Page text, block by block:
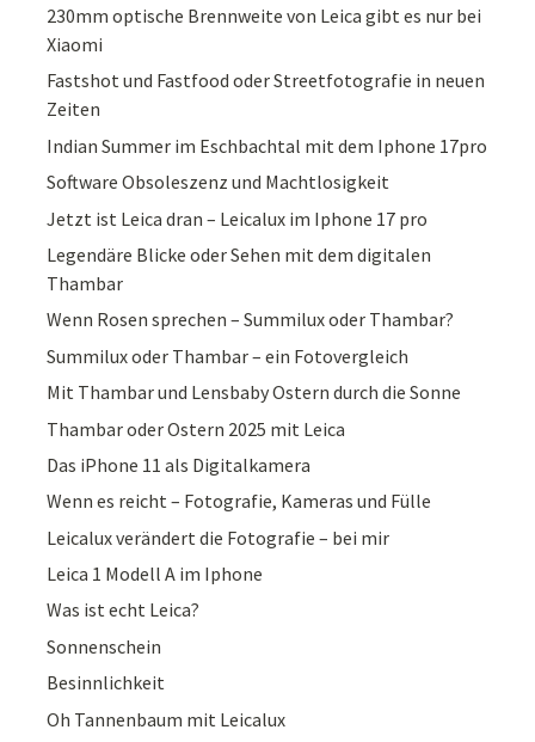
230mm optische Brennweite von Leica gibt es nur bei
Xiaomi
Fastshot und Fastfood oder Streetfotografie in neuen
Zeiten
Indian Summer im Eschbachtal mit dem Iphone 17pro
Software Obsoleszenz und Machtlosigkeit
Jetzt ist Leica dran – Leicalux im Iphone 17 pro
Legendäre Blicke oder Sehen mit dem digitalen
Thambar
Wenn Rosen sprechen – Summilux oder Thambar?
Summilux oder Thambar – ein Fotovergleich
Mit Thambar und Lensbaby Ostern durch die Sonne
Thambar oder Ostern 2025 mit Leica
Das iPhone 11 als Digitalkamera
Wenn es reicht – Fotografie, Kameras und Fülle
Leicalux verändert die Fotografie – bei mir
Leica 1 Modell A im Iphone
Was ist echt Leica?
Sonnenschein
Besinnlichkeit
Oh Tannenbaum mit Leicalux